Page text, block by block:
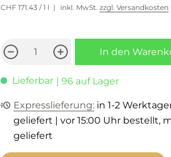
CHF 171.43/ 1 l inkl. MwSt. zzgl. Versandkosten
In den
Lieferbar | 96 auf Lager
Expresslieferung:in 1-2
geliefert | vor 15:00 Uhr bestellt,
geliefert